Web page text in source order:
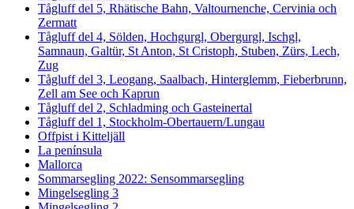
Tågluff del 5, Rhätische Bahn, Valtournenche, Cervinia och
Zermatt
Tågluff del 4, Sölden, Hochgurgl, Obergurgl, Ischgl,
Samnaun, Galtür, St Anton, St Cristoph, Stuben, Zürs, Lech,
Zug
Tågluff del 3, Leogang, Saalbach, Hinterglemm, Fieberbrunn,
Zell am See och Kaprun
Tågluff del 2, Schladming och Gasteinertal
Tågluff del 1, Stockholm-Obertauern/Lungau
Offpist i Kitteljäll
La península
Mallorca
Sommarsegling 2022: Sensommarsegling
Mingelsegling 3